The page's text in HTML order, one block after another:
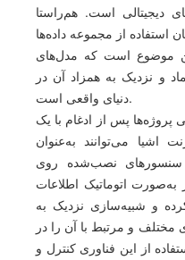
دیجیتالی است. هم‌راستا
استفاده از مجموعه داده‌ها
موضوع است که مدل‌های
و نزدیک به همزاد آن در
دنیای واقعی است.
پس از ادغام با یک
اشیا می‌توانند به‌عنوان
سنسورهای نصب‌شده روی
اتوماتیک اطلاعات
و شبیه‌سازی نزدیک به
و مرتبط با آن را در
از این فناوری کنترل و